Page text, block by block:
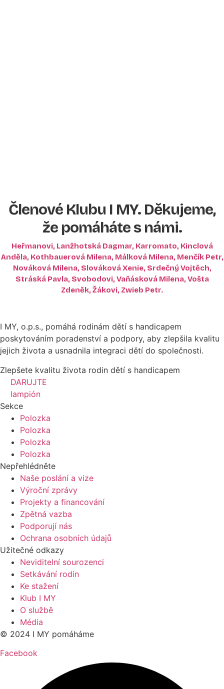
Členové Klubu I MY. Děkujeme,
že pomáháte s námi.
Heřmanovi, Lanžhotská Dagmar, Karromato, Kinclová
Anděla, Kothbauerová Milena, Málková Milena, Menčík Petr,
Nováková Milena, Slováková Xenie, Srdečný Vojtěch,
Stráská Pavla, Svobodovi, Vaňásková Milena, Vošta
Zdeněk, Žákovi, Zwieb Petr.
I MY, o.p.s., pomáhá rodinám dětí s handicapem
poskytováním poradenství a podpory, aby zlepšila kvalitu
jejich života a usnadnila integraci dětí do společnosti.
Zlepšete kvalitu života rodin dětí s handicapem
DARUJTE
lampión
Sekce
Polozka
Polozka
Polozka
Polozka
Nepřehlédněte
Naše poslání a vize
Výroční zprávy
Projekty a financování
Zpětná vazba
Podporují nás
Ochrana osobních údajů
Užitečné odkazy
Neviditelní sourozenci
Setkávání rodin
Ke stažení
Klub I MY
O službě
Média
© 2024 I MY pomáháme
Facebook